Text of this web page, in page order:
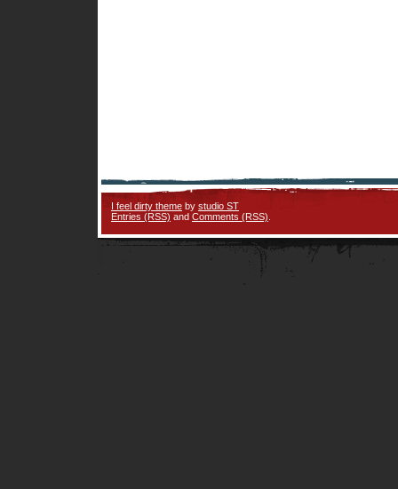
I feel dirty theme by studio ST
Entries (RSS) and Comments (RSS)